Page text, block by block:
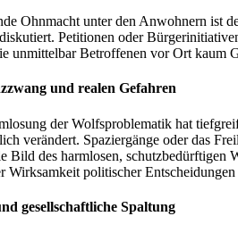
Ohnmacht unter den Anwohnern ist
Petitionen oder
unmittelbar Betroffenen vor Ort kaum
und realen Gefahren
der Wolfsproblematik hat
verändert. Spaziergänge oder das
Bild des harmlosen, schutzbedürftigen
Wirksamkeit politischer
gesellschaftliche Spaltung